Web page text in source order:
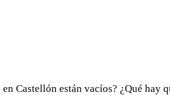
Castellón están vacíos? ¿Qué hay